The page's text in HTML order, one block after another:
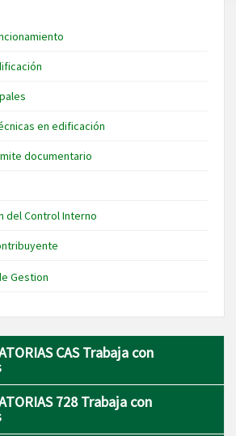
en edificación
documentario
del Control Interno
Gestion
CAS Trabaja con
728 Trabaja con